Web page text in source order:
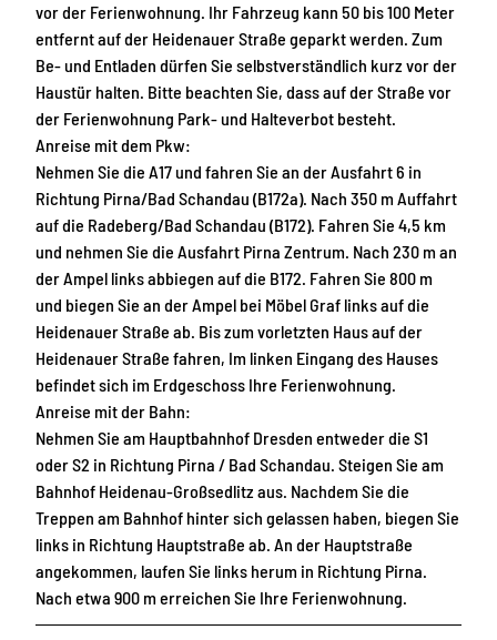
vor der Ferienwohnung. Ihr Fahrzeug kann 50 bis 100 Meter
entfernt auf der Heidenauer Straße geparkt werden. Zum
Be- und Entladen dürfen Sie selbstverständlich kurz vor der
Haustür halten. Bitte beachten Sie, dass auf der Straße vor
der Ferienwohnung Park- und Halteverbot besteht.
Anreise mit dem Pkw:
Nehmen Sie die A17 und fahren Sie an der Ausfahrt 6 in
Richtung Pirna/Bad Schandau (B172a). Nach 350 m Auffahrt
auf die Radeberg/Bad Schandau (B172). Fahren Sie 4,5 km
und nehmen Sie die Ausfahrt Pirna Zentrum. Nach 230 m an
der Ampel links abbiegen auf die B172. Fahren Sie 800 m
und biegen Sie an der Ampel bei Möbel Graf links auf die
Heidenauer Straße ab. Bis zum vorletzten Haus auf der
Heidenauer Straße fahren, Im linken Eingang des Hauses
befindet sich im Erdgeschoss Ihre Ferienwohnung.
Anreise mit der Bahn:
Nehmen Sie am Hauptbahnhof Dresden entweder die S1
oder S2 in Richtung Pirna / Bad Schandau. Steigen Sie am
Bahnhof Heidenau-Großsedlitz aus. Nachdem Sie die
Treppen am Bahnhof hinter sich gelassen haben, biegen Sie
links in Richtung Hauptstraße ab. An der Hauptstraße
angekommen, laufen Sie links herum in Richtung Pirna.
Nach etwa 900 m erreichen Sie Ihre Ferienwohnung.